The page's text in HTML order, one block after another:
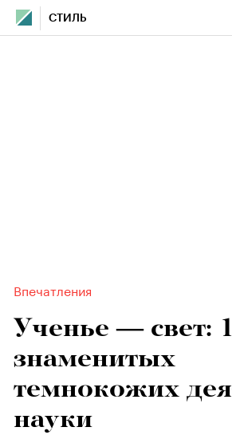
СТИЛЬ
Впечатления
Ученье — свет:
знаменитых
темнокожих
науки